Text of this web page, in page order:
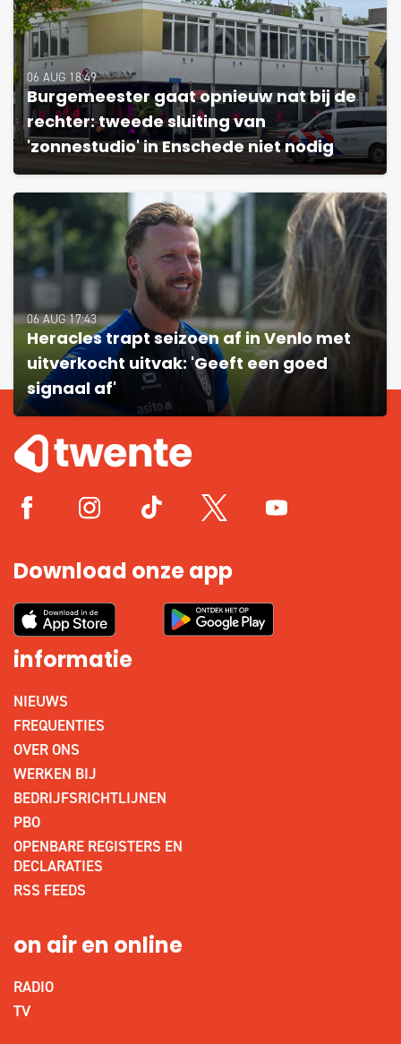
06 AUG 18:49
Burgemeester gaat opnieuw nat bij de
rechter: tweede sluiting van
'zonnestudio' in Enschede niet nodig
06 AUG 17:43
Heracles trapt seizoen af in Venlo met
uitverkocht uitvak: 'Geeft een goed
signaal af'
Download onze app
informatie
NIEUWS
FREQUENTIES
OVER ONS
WERKEN BIJ
BEDRIJFSRICHTLIJNEN
PBO
OPENBARE REGISTERS EN
DECLARATIES
RSS FEEDS
on air en online
RADIO
TV